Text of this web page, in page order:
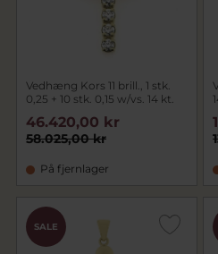
Vedhæng Kors 11 brill., 1 stk.
0,25 + 10 stk. 0,15 w/vs. 14 kt.
58.025,00 kr
46.420,00 kr
På fjernlager
SALE